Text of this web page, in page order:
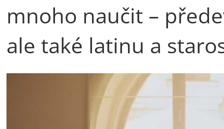
mnoho naučit –
ale také latinu a